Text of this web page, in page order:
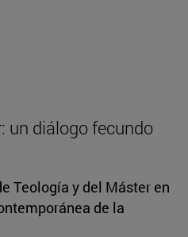
un diálogo fecundo
Teología y del Máster en
de la